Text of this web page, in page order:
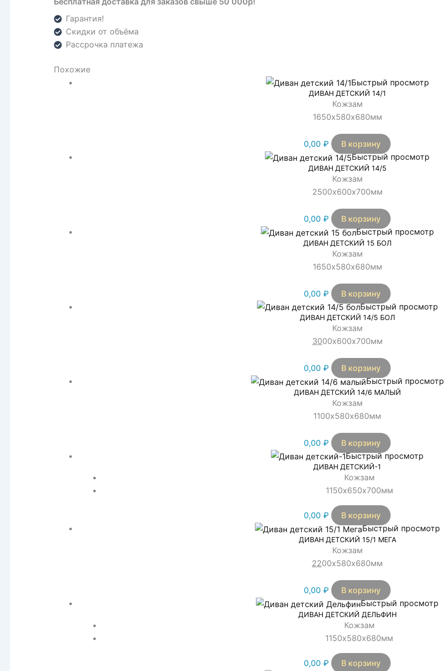
Гарантия!
Скидки от объёма
Рассрочка платежа
Похожие
Быстрый просмотр
ДИВАН ДЕТСКИЙ 14/1
Кожзам
1650х580х680мм
0,00 ₽
В корзину
Быстрый просмотр
ДИВАН ДЕТСКИЙ 14/5
Кожзам
2500х600х700мм
0,00 ₽
В корзину
Быстрый просмотр
ДИВАН ДЕТСКИЙ 15 БОЛ
Кожзам
1650х580х680мм
0,00 ₽
В корзину
Быстрый просмотр
ДИВАН ДЕТСКИЙ 14/5 БОЛ
Кожзам
3000х600х700мм
0,00 ₽
В корзину
Быстрый просмотр
ДИВАН ДЕТСКИЙ 14/6 МАЛЫЙ
Кожзам
1100х580х680мм
0,00 ₽
В корзину
Быстрый просмотр
ДИВАН ДЕТСКИЙ-1
Кожзам
1150х650х700мм
0,00 ₽
В корзину
Быстрый просмотр
ДИВАН ДЕТСКИЙ 15/1 МЕГА
Кожзам
2200х580х680мм
0,00 ₽
В корзину
Быстрый просмотр
ДИВАН ДЕТСКИЙ ДЕЛЬФИН
Кожзам
1150х580х680мм
0,00 ₽
В корзину